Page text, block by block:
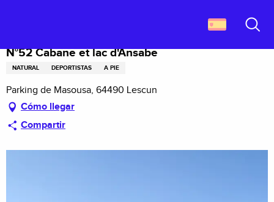
principal
N°52 Cabane et lac d'Ansabe
NATURAL DEPORTISTAS A PIE
Parking de Masousa, 64490 Lescun
Cómo llegar
Compartir